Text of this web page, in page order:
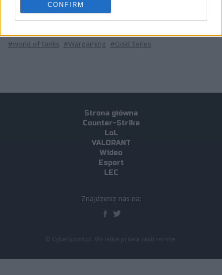
CONFIRM
#world of tanks #Wargaming #Gold Series
Strona główna
Counter-Strike
LoL
VALORANT
Wideo
Esport
LEC
Znajdziesz nas na: